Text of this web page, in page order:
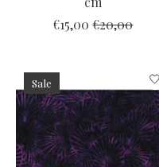
€15,00 €20,00
Sale